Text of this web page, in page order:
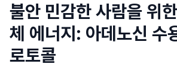
불안 민감한 사람을 위
체 에너지: 아데노신 수
로토콜